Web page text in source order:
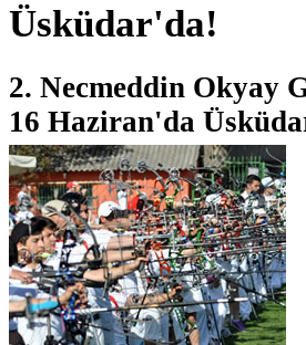
Üsküdar'da!
2. Necmeddin Okyay
16 Haziran'da